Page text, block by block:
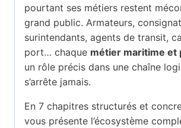
pourtant ses métiers restent
grand public. Armateurs,
surintendants, agents de transit,
port… chaque métier maritime et
un rôle précis dans une chaîne
s’arrête jamais.
En 7 chapitres structurés et
vous présente l’écosystème